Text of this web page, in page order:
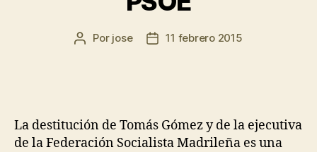
Por jose 11 febrero 2015
La destitución de Tomás Gómez y de la ejecutiva
de la Federación Socialista Madrileña es una